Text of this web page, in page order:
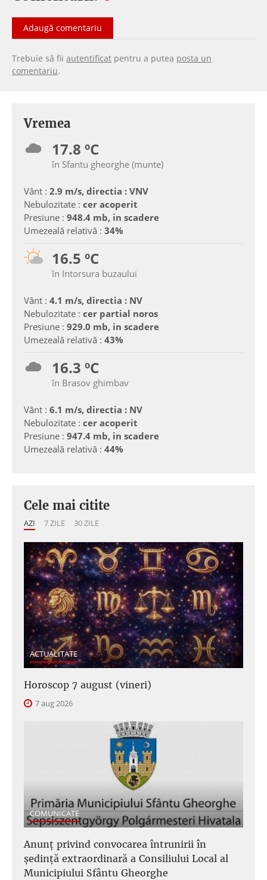
Adaugă comentariu
Trebuie să fii autentificat pentru a putea posta un
comentariu.
Vremea
17.8 ºC
în Sfantu gheorghe (munte)
Vânt : 2.9 m/s, directia : VNV
Nebulozitate : cer acoperit
Presiune : 948.4 mb, in scadere
Umezeală relativă : 34%
16.5 ºC
în Intorsura buzaului
Vânt : 4.1 m/s, directia : NV
Nebulozitate : cer partial noros
Presiune : 929.0 mb, in scadere
Umezeală relativă : 43%
16.3 ºC
în Brasov ghimbav
Vânt : 6.1 m/s, directia : NV
Nebulozitate : cer acoperit
Presiune : 947.4 mb, in scadere
Umezeală relativă : 44%
Cele mai citite
AZI 7 ZILE 30 ZILE
ACTUALITATE
Horoscop 7 august (vineri)
7 aug 2026
COMUNICATE
Anunţ privind convocarea întrunirii în
şedinţă extraordinară a Consiliului Local al
Municipiului Sfântu Gheorghe